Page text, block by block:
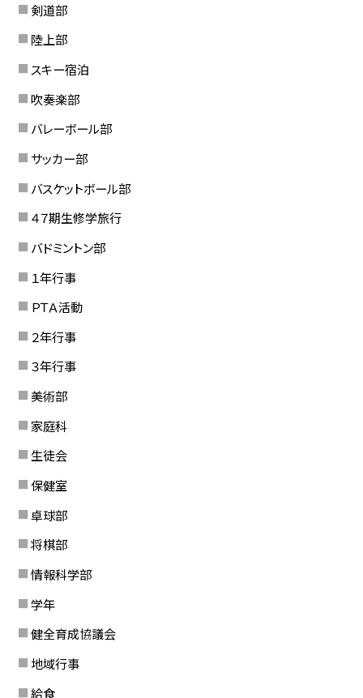
剣道部
陸上部
スキー宿泊
吹奏楽部
バレーボール部
サッカー部
バスケットボール部
４７期生修学旅行
バドミントン部
１年行事
ＰＴＡ活動
２年行事
３年行事
美術部
家庭科
生徒会
保健室
卓球部
将棋部
情報科学部
学年
健全育成協議会
地域行事
給食